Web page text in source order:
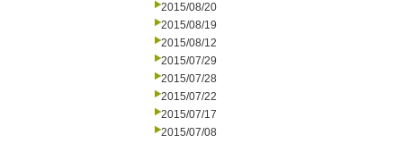
2015/08/20
2015/08/19
2015/08/12
2015/07/29
2015/07/28
2015/07/22
2015/07/17
2015/07/08